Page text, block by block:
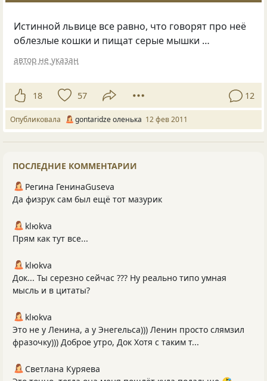
Истинной львице все равно, что говорят про неё
облезлые кошки и пищат серые мышки …
автор не указан
18 57 12
Опубликовала gontaridze оленька 12 фев 2011
ПОСЛЕДНИЕ КОММЕНТАРИИ
Регина ГенинаGuseva
Да физрук сам был ещё тот мазурик
klюkva
Прям как тут все...
klюkva
Док... Ты серезно сейчас ??? Ну реально типо умная
мысль и в цитаты?
klюkva
Это не у Ленина, а у Энегельса))) Ленин просто слямзил
фразочку))) Доброе утро, Док Хотя с таким т...
Светлана Куряева